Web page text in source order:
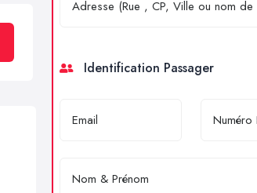
Identification Passager